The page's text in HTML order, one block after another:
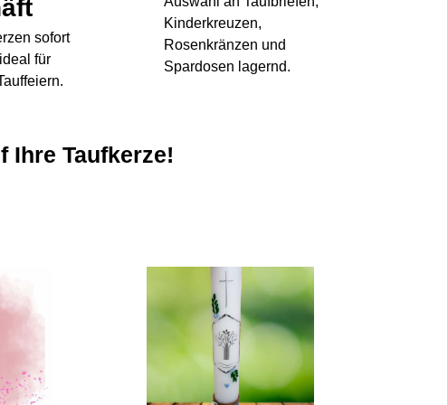
sofort
für
Kinderkreuzen,
Rosenkränzen und
Spardosen lagernd.
Ihre Taufkerze!